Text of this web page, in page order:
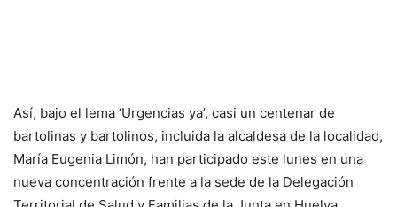
Así, bajo el lema ‘Urgencias ya’, casi un centenar de
bartolinas y bartolinos, incluida la alcaldesa de la localidad,
María Eugenia Limón, han participado este lunes en una
nueva concentración frente a la sede de la Delegación